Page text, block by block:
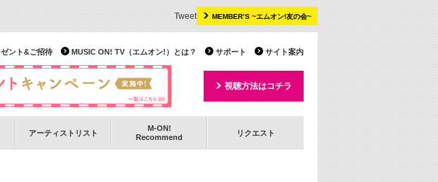
MEMBER’S ~エムオン!友の会~
Tweet
サイト案内
サポート
MUSIC ON! TV（エムオン!）とは？
ント&ご招待
視聴方法はコチラ
アーティストリスト
M-ON!
Recommend
リクエスト